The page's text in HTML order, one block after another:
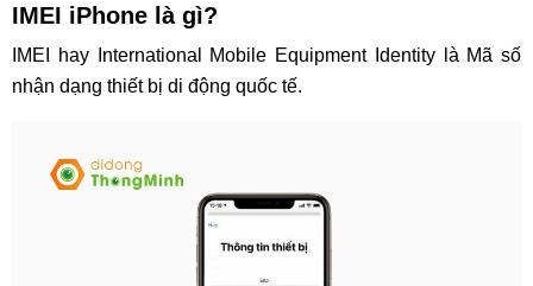
IMEI iPhone là gì?
IMEI hay International Mobile Equipment Identity là Mã số
nhận dạng thiết bị di động quốc tế.